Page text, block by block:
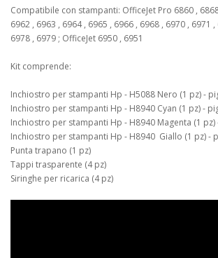
Compatibile con stampanti: OfficeJet Pro 6860 ,
6962 , 6963 , 6964 , 6965 , 6966 , 6968 , 6970 , 6971
6978 , 6979 ; OfficeJet 6950 , 6951
Kit comprende:
Inchiostro per stampanti Hp - H5088 Nero (1 pz) -
Inchiostro per stampanti Hp - H8940 Cyan (1 pz) -
Inchiostro per stampanti Hp - H8940 Magenta (1
Inchiostro per stampanti Hp - H8940 Giallo (1 pz) -
Punta trapano (1 pz)
Tappi trasparente (4 pz)
Siringhe per ricarica (4 pz)